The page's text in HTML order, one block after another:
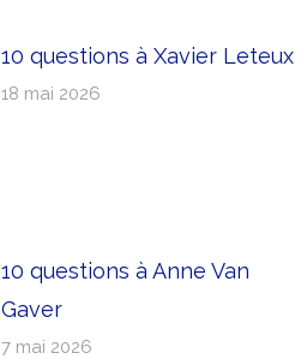
10 questions à Xavier Leteux
18 mai 2026
10 questions à Anne Van
Gaver
7 mai 2026